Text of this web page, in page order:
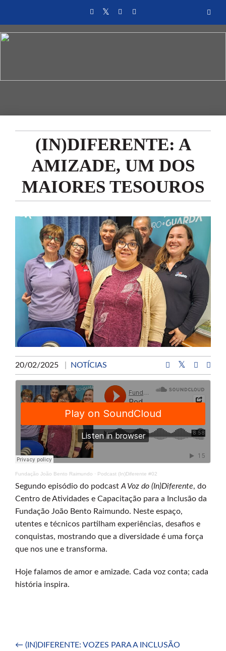
(IN)DIFERENTE: A
AMIZADE, UM DOS
MAIORES TESOUROS
20/02/2025 NOTÍCIAS
Fundação João Bento Raimundo · Podcast (In)Diferente #02
Segundo episódio do podcast A Voz do (In)Diferente, do
Centro de Atividades e Capacitação para a Inclusão da
Fundação João Bento Raimundo. Neste espaço,
utentes e técnicos partilham experiências, desafios e
conquistas, mostrando que a diversidade é uma força
que nos une e transforma.
Hoje falamos de amor e amizade. Cada voz conta; cada
história inspira.
Post
← (IN)DIFERENTE: VOZES PARA A INCLUSÃO